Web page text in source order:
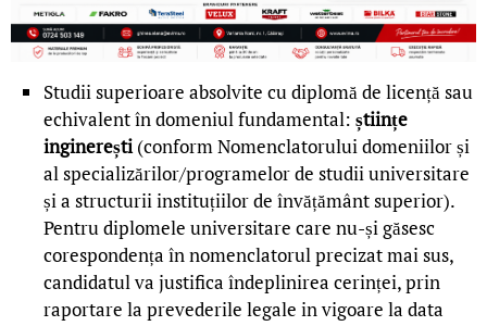
Studii superioare absolvite cu diplomă de licență sau
echivalent în domeniul fundamental: științe
inginerești(conform Nomenclatorului domeniilor și
al specializărilor/programelor de studii universitare
și a structurii instituțiilor de învățământ superior).
Pentru diplomele universitare care nu-și găsesc
corespondența în nomenclatorul precizat mai sus,
candidatul va justifica îndeplinirea cerinței, prin
raportare la prevederile legale in vigoare la data